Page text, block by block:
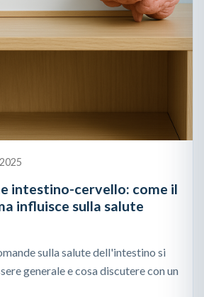
intestino-cervello: come il
influisce sulla salute
sulla salute dell'intestino si
generale e cosa discutere con un